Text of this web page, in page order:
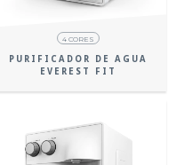
4 CORES
PURIFICADOR DE AGUA
EVEREST FIT